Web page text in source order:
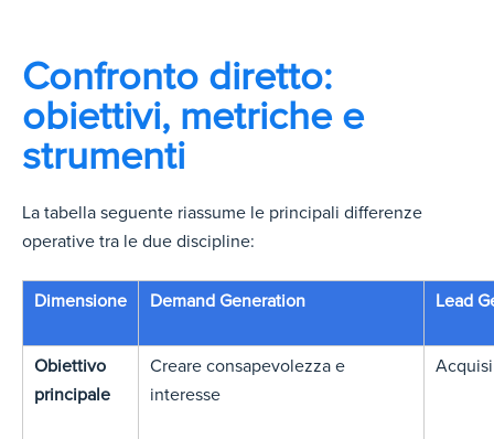
Confronto diretto:
obiettivi, metriche e
strumenti
La tabella seguente riassume le principali differenze
operative tra le due discipline:
Dimensione Demand Generation Lead
Obiettivo
principale
Creare consapevolezza e
interesse